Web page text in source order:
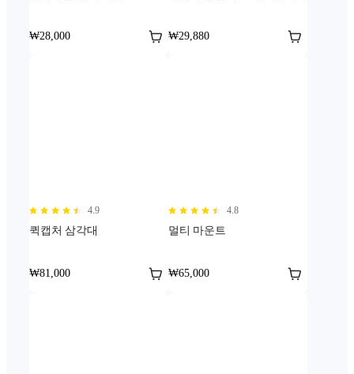
₩28,000 ₩29,880
4.9
퀵캡처 삼각대
₩81,000
4.8
멀티 마운트
₩65,000